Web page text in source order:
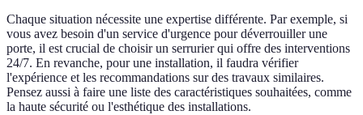
Chaque situation nécessite une expertise différente. Par exemple, si
vous avez besoin d'un service d'urgence pour déverrouiller une
porte, il est crucial de choisir un serrurier qui offre des interventions
24/7. En revanche, pour une installation, il faudra vérifier
l'expérience et les recommandations sur des travaux similaires.
Pensez aussi à faire une liste des caractéristiques souhaitées, comme
la haute sécurité ou l'esthétique des installations.